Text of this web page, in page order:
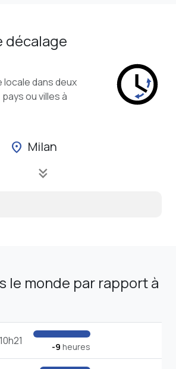
décalage
dans deux
ou villes à
location_on Milan
keyboard_double_arrow_down
le monde par rapport à
10h21 -9 heures